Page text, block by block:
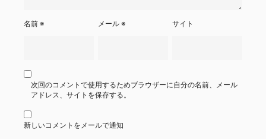
名前 ※ メール※ サイト
次回のコメントで使用するためブラウザーに自分の名前、メール
アドレス、サイトを保存する。
新しいコメントをメールで通知